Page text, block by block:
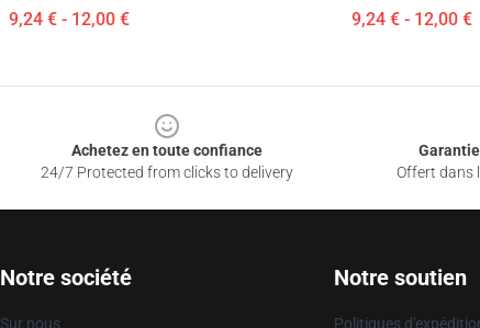
9,24 € - 12,00 € 9,24 € - 12,00 €
Achetez en toute confiance
24/7 Protected from clicks to delivery
Offert dans
Notre société
Sur nous
Notre soutien
Politiques